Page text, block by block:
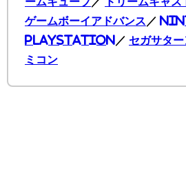
ゲームボーイアドバンス ／
PlayStation ／ セガサター
ミコン